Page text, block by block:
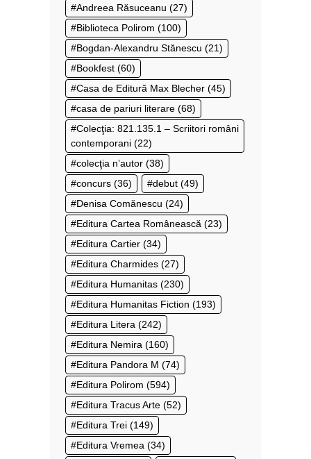
Andreea Răsuceanu (27)
Biblioteca Polirom (100)
Bogdan-Alexandru Stănescu (21)
Bookfest (60)
Casa de Editură Max Blecher (45)
casa de pariuri literare (68)
Colecţia: 821.135.1 – Scriitori români
contemporani (22)
colecţia n’autor (38)
concurs (36) debut (49)
Denisa Comănescu (24)
Editura Cartea Românească (23)
Editura Cartier (34)
Editura Charmides (27)
Editura Humanitas (230)
Editura Humanitas Fiction (193)
Editura Litera (242)
Editura Nemira (160)
Editura Pandora M (74)
Editura Polirom (594)
Editura Tracus Arte (52)
Editura Trei (149)
Editura Vremea (34)